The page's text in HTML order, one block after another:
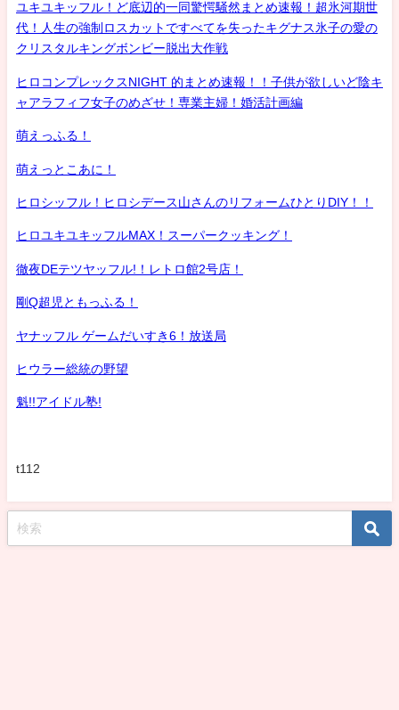
ユキユキッフル！ど底辺的一同驚愕騒然まとめ速報！超氷河期世
代！人生の強制ロスカットですべてを失ったキグナス氷子の愛の
クリスタルキングボンビー脱出大作戦
ヒロコンプレックスNIGHT 的まとめ速報！！子供が欲しいど陰キ
ャアラフィフ女子のめざせ！専業主婦！婚活計画編
萌えっふる！
萌えっとこあに！
ヒロシッフル！ヒロシデース山さんのリフォームひとりDIY！！
ヒロユキユキッフルMAX！スーパークッキング！
徹夜DEテツヤッフル!！レトロ館2号店！
剛Q超児ともっふる！
ヤナッフル ゲームだいすき6！放送局
ヒウラー総統の野望
魁!!アイドル塾!
t112